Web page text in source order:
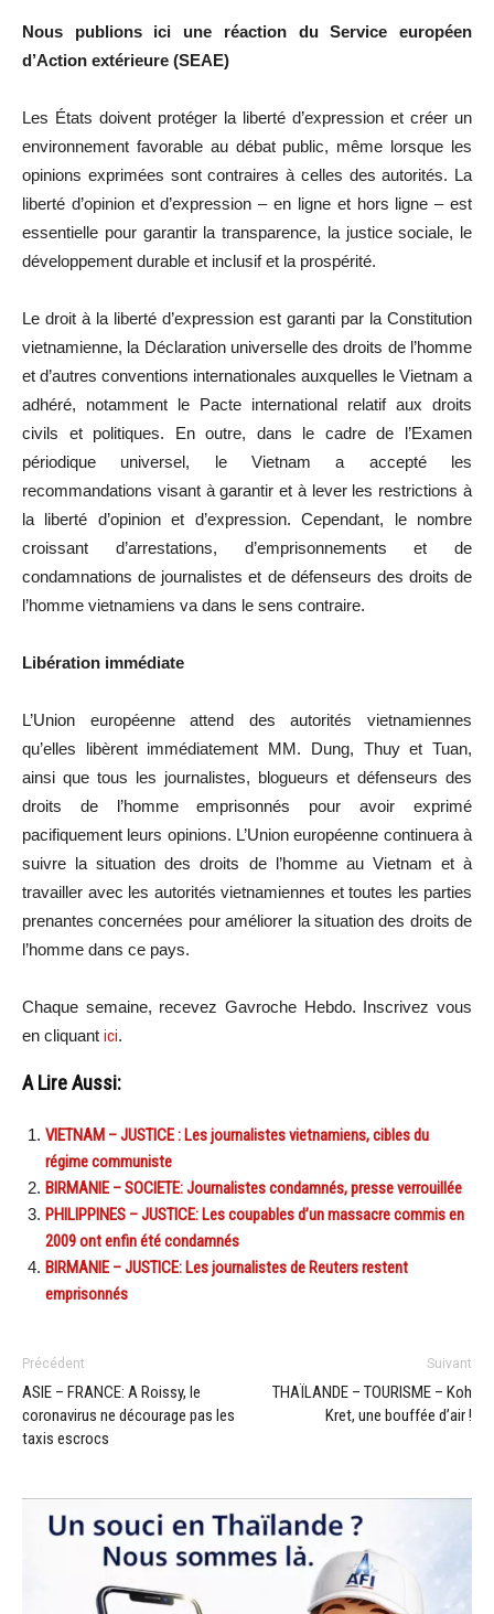
Nous publions ici une réaction du Service européen
d’Action extérieure (SEAE)
Les États doivent protéger la liberté d’expression et créer un
environnement favorable au débat public, même lorsque les
opinions exprimées sont contraires à celles des autorités. La
liberté d’opinion et d’expression – en ligne et hors ligne – est
essentielle pour garantir la transparence, la justice sociale, le
développement durable et inclusif et la prospérité.
Le droit à la liberté d’expression est garanti par la Constitution
vietnamienne, la Déclaration universelle des droits de l’homme
et d’autres conventions internationales auxquelles le Vietnam a
adhéré, notamment le Pacte international relatif aux droits
civils et politiques. En outre, dans le cadre de l’Examen
périodique universel, le Vietnam a accepté les
recommandations visant à garantir et à lever les restrictions à
la liberté d’opinion et d’expression. Cependant, le nombre
croissant d’arrestations, d’emprisonnements et de
condamnations de journalistes et de défenseurs des droits de
l’homme vietnamiens va dans le sens contraire.
Libération immédiate
L’Union européenne attend des autorités vietnamiennes
qu’elles libèrent immédiatement MM. Dung, Thuy et Tuan,
ainsi que tous les journalistes, blogueurs et défenseurs des
droits de l’homme emprisonnés pour avoir exprimé
pacifiquement leurs opinions. L’Union européenne continuera à
suivre la situation des droits de l’homme au Vietnam et à
travailler avec les autorités vietnamiennes et toutes les parties
prenantes concernées pour améliorer la situation des droits de
l’homme dans ce pays.
Chaque semaine, recevez Gavroche Hebdo. Inscrivez vous
en cliquant ici.
A Lire Aussi:
VIETNAM – JUSTICE : Les journalistes vietnamiens, cibles du
régime communiste
BIRMANIE – SOCIETE: Journalistes condamnés, presse verrouillée
PHILIPPINES – JUSTICE: Les coupables d’un massacre commis en
2009 ont enfin été condamnés
BIRMANIE – JUSTICE: Les journalistes de Reuters restent
emprisonnés
Précédent
ASIE – FRANCE: A Roissy, le
coronavirus ne décourage pas les
taxis escrocs
Suivant
THAÏLANDE – TOURISME – Koh
Kret, une bouffée d’air !